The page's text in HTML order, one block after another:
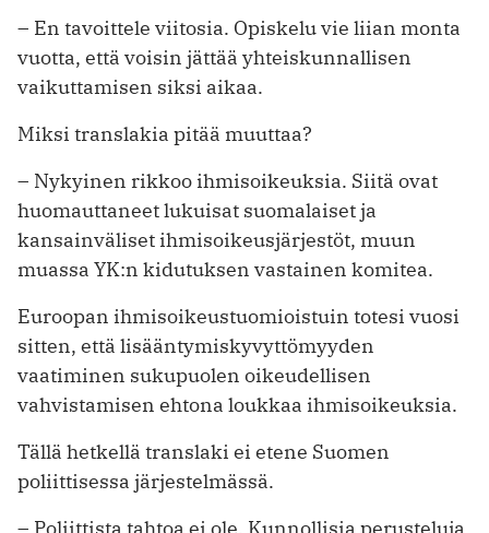
– En tavoittele viitosia. Opiskelu vie liian monta
vuotta, että voisin jättää ­yhteiskunnallisen
vaikuttamisen siksi aikaa.
Miksi translakia pitää muuttaa?
– Nykyinen rikkoo ihmisoikeuksia. Siitä ovat
huomauttaneet lukuisat suomalaiset ja
kansainväliset ihmisoikeusjärjestöt, muun
muassa YK:n kidutuksen vastainen komitea.
Euroopan ihmisoikeustuomioistuin totesi vuosi
sitten, että lisääntymiskyvyttömyyden
vaatiminen sukupuolen oikeudellisen
vahvistamisen ehtona loukkaa ihmisoikeuksia.
Tällä hetkellä translaki ei etene Suomen
poliittisessa järjestelmässä.